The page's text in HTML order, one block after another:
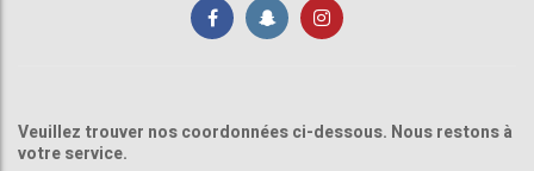
Veuillez trouver nos coordonnées ci-dessous. Nous restons à
votre service.